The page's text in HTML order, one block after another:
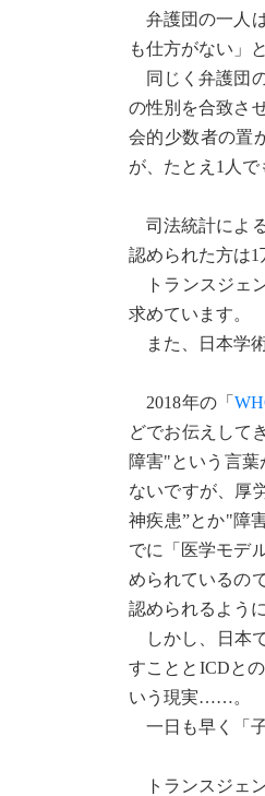
弁護団の一人
も仕方がない」
同じく弁護団
の性別を合致さ
会的少数者の置
が、たとえ1人
司法統計によ
認められた方は1
トランスジェ
求めています。
また、日本学術
2018年の「
どでお伝えして
障害"という言葉
ないですが、厚
神疾患”とか"障
でに「医学モデ
められているの
認められるよう
しかし、日本
すこととICDと
いう現実……。
一日も早く「
トランスジェ